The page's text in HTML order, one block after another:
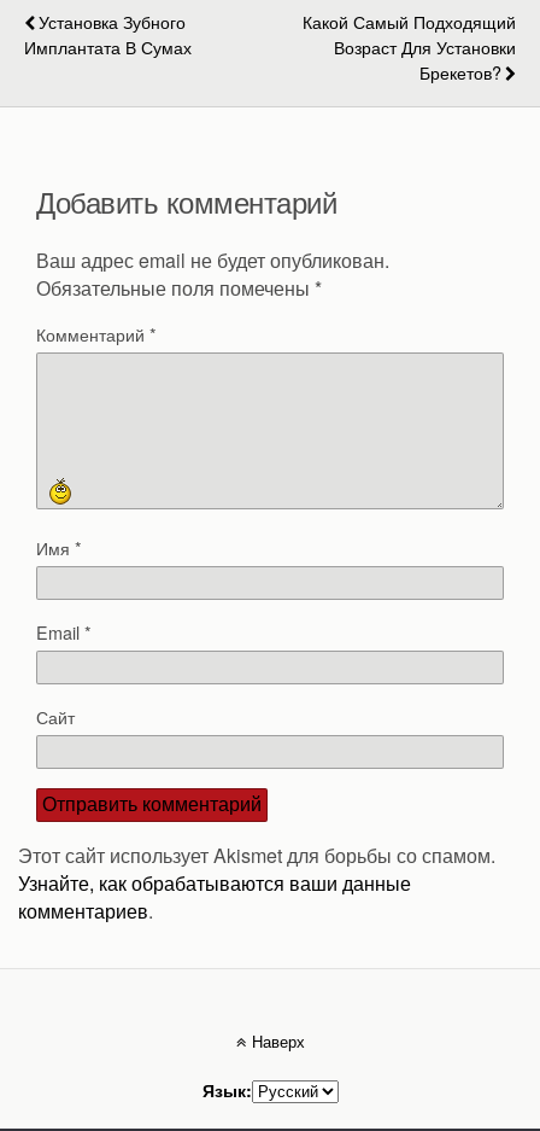
Установка Зубного
Имплантата В Сумах
Какой Самый Подходящий
Возраст Для Установки
Брекетов?
Добавить комментарий
Ваш адрес email не будет опубликован.
Обязательные поля помечены *
Комментарий *
Имя *
Email*
Сайт
Этот сайт использует Akismet для борьбы со спамом.
Узнайте, как обрабатываются ваши данные
комментариев.
Наверх
Язык: